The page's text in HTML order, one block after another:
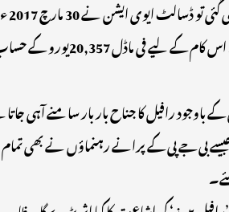
نصف کام کے لئے
باوجود رافیل کا جناح بار بار سامنے آہی
بی جے پی کے پرانے رہنماؤں نے بھی تمام